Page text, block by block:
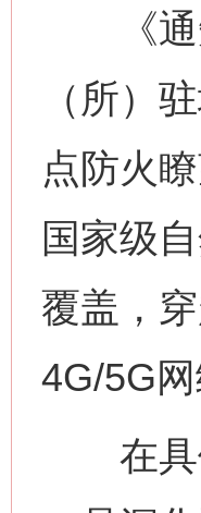
《通知
（所）
点防火
国家级
覆盖，
4G/5G网
在具体